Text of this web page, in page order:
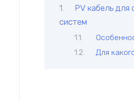
PV кабель
систем
Для